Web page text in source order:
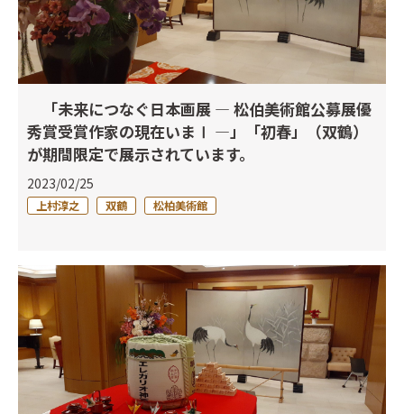
「未来につなぐ日本画展 ― 松伯美術館公募展優
秀賞受賞作家の現在いまⅠ ―」「初春」（双鶴）
が期間限定で展示されています。
2023/02/25
上村淳之 双鶴 松柏美術館